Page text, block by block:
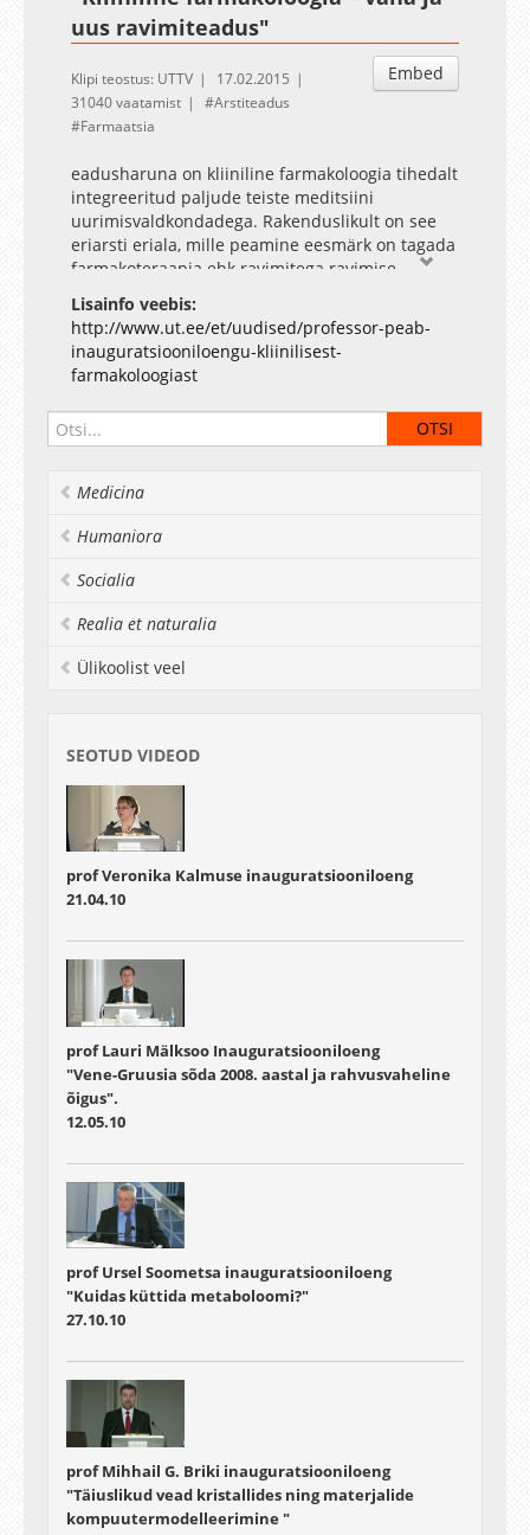
uus ravimiteadus"
Embed
Klipi teostus: UTTV
17.02.2015
31040 vaatamist
Arstiteadus
Farmaatsia
eadusharuna on kliiniline farmakoloogia tihedalt
integreeritud paljude teiste meditsiini
uurimisvaldkondadega. Rakenduslikult on see
eriarsti eriala, mille peamine eesmärk on tagada
farmakoteraapia ehk ravimitega ravimise
kvaliteet arstiabis kliinilise töö ja eri tasandite
korraldava tegevusega. Kliiniline farmakoloogia
on oma olemuselt nii vana kui ka uus
ravimiteadus. Teoreetiliselt on kliinilist
farmakoloogiat praktiseeritud aastasadu,
jälgides haigetel taimsete ja loomsete
preparaatide toimet. Kaugemas minevikus oli
eksituse meetod.
Lisainfo veebis:
http://www.ut.ee/et/uudised/professor-peab-
inauguratsiooniloengu-kliinilisest-
farmakoloogiast
Medicina
Humaniora
Socialia
Realia et naturalia
Ülikoolist veel
SEOTUD VIDEOD
prof Veronika Kalmuse inauguratsiooniloeng
21.04.10
prof Lauri Mälksoo Inauguratsiooniloeng
"Vene-Gruusia sõda 2008. aastal ja rahvusvaheline
õigus".
12.05.10
prof Ursel Soometsa inauguratsiooniloeng
"Kuidas küttida metaboloomi?"
27.10.10
prof Mihhail G. Briki inauguratsiooniloeng
"Täiuslikud vead kristallides ning materjalide
kompuutermodelleerimine "